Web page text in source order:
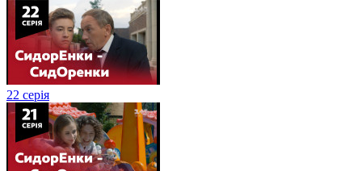
22 серія